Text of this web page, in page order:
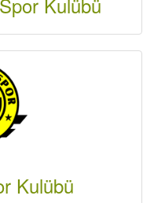
Kulübü